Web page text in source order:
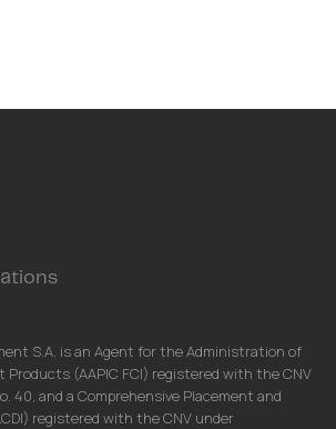
S.A. is an Agent for the Administration of
(AAPIC FCI) registered with the CNV
40, and a Comprehensive Placement and
registered with the CNV under